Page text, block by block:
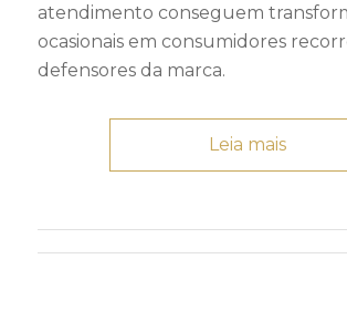
atendimento conseguem
ocasionais em consumidores
defensores da marca.
Leia mais